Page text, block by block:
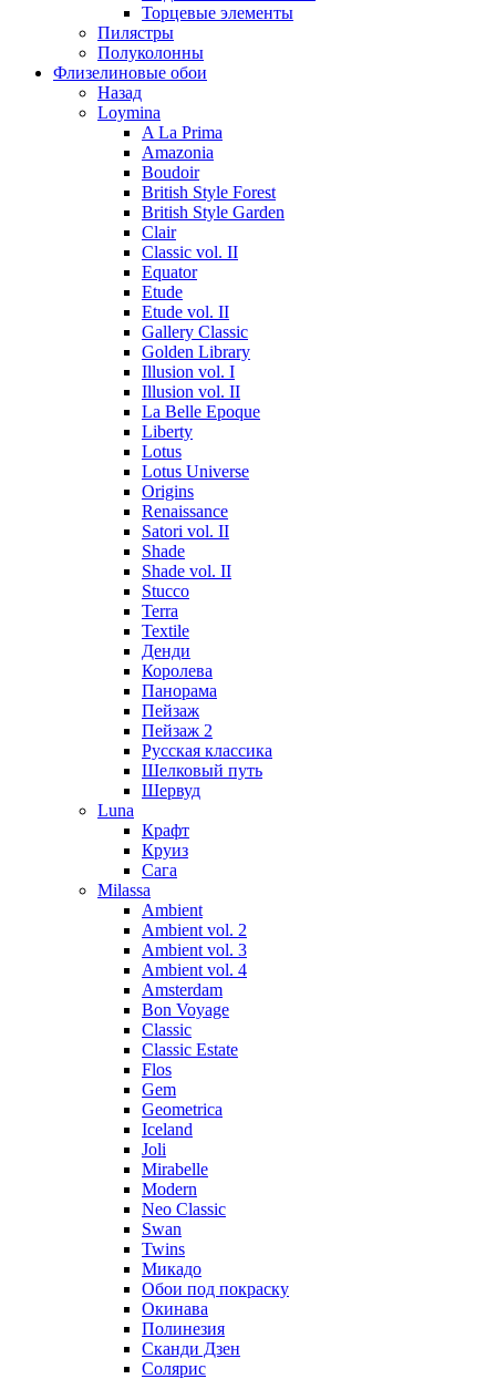
Торцевые элементы
Пилястры
Полуколонны
Флизелиновые обои
Назад
Loymina
A La Prima
Amazonia
Boudoir
British Style Forest
British Style Garden
Clair
Classic vol. II
Equator
Etude
Etude vol. II
Gallery Classic
Golden Library
Illusion vol. I
Illusion vol. II
La Belle Epoque
Liberty
Lotus
Lotus Universe
Origins
Renaissance
Satori vol. II
Shade
Shade vol. II
Stucco
Terra
Textile
Денди
Королева
Панорама
Пейзаж
Пейзаж 2
Русская классика
Шелковый путь
Шервуд
Luna
Крафт
Круиз
Сага
Milassa
Ambient
Ambient vol. 2
Ambient vol. 3
Ambient vol. 4
Amsterdam
Bon Voyage
Classic
Classic Estate
Flos
Gem
Geometrica
Iceland
Joli
Mirabelle
Modern
Neo Classic
Swan
Twins
Микадо
Обои под покраску
Окинава
Полинезия
Сканди Дзен
Солярис